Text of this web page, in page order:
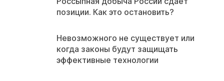
позиции. Как это остановить?
Невозможного не существует или
когда законы будут защищать
эффективные технологии